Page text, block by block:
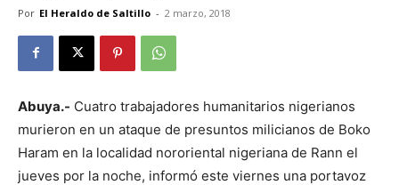
Por El Heraldo de Saltillo - 2 marzo, 2018
Abuya.- Cuatro trabajadores humanitarios nigerianos
murieron en un ataque de presuntos milicianos de Boko
Haram en la localidad nororiental nigeriana de Rann el
jueves por la noche, informó este viernes una portavoz